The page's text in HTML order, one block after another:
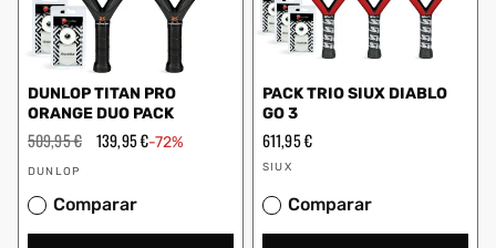
DUNLOP TITAN PRO
ORANGE DUO PACK
Prix
régulier
509,95 € Prix
139,95 €-72%
Vendeur
DUNLOP
Comparar
PACK TRIO SIUX DIABLO
GO 3
Prix
régulier
611,95 €
Vendeur
SIUX
Comparar